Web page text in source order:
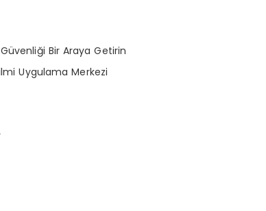
Bir Araya Getirin
Uygulama Merkezi